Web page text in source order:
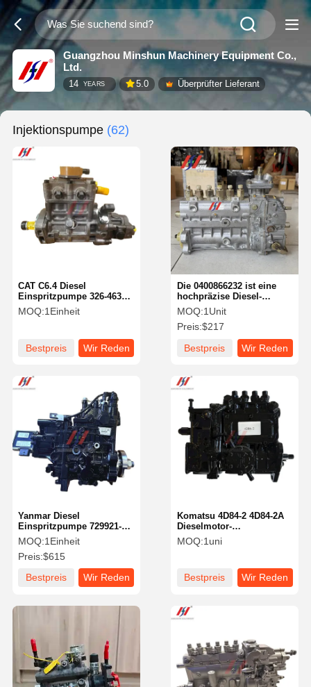
Guangzhou Minshun Machinery Equipment Co.,
Ltd.
14 YEARS 5.0 Überprüfter Lieferant
Injektionspumpe (62)
CAT C6.4 Diesel
Einspritzpumpe 326-4635
32F61-10302 10R-7662 für
320D Bagger Motorteile
MOQ:1Einheit
Bestpreis
Wir Reden
Die 0400866232 ist eine
hochpräzise Diesel-
Injektionspumpe.
MOQ:1Unit
Preis:$217
Bestpreis
Wir Reden
Yanmar Diesel
Einspritzpumpe 729921-
51360 für 4TNV98
elektronisch gesteuerten
Dieselmotor.
MOQ:1Einheit
Preis:$615
Bestpreis
Wir Reden
Komatsu 4D84-2 4D84-2A
Dieselmotor-
Injektionspumpe 729436-
51360 729555-51310 - Teile
MOQ:1uni
Bestpreis
Wir Reden